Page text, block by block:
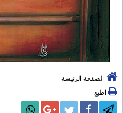
الصفحة الرئيسة
اطبع